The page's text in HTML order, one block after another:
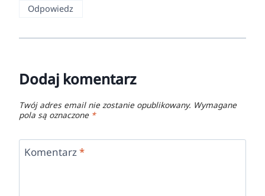
Odpowiedz
Dodaj komentarz
Twój adres email nie zostanie opublikowany. Wymagane
pola są oznaczone *
Komentarz*